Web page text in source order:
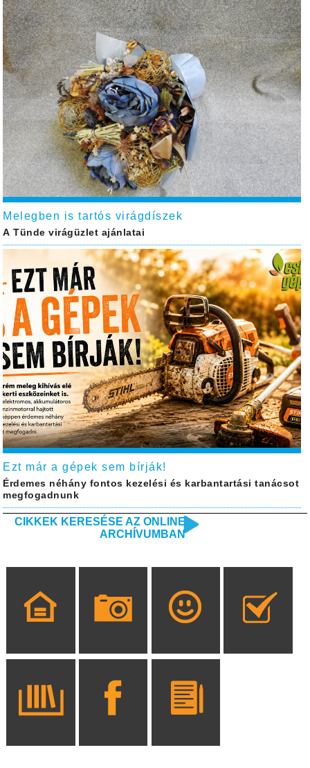
Melegben is tartós virágdíszek
A Tünde virágüzlet ajánlatai
Ezt már a gépek sem bírják!
Érdemes néhány fontos kezelési és karbantartási tanácsot
megfogadnunk
CIKKEK KERESÉSE AZ ONLINE
ARCHÍVUMBAN